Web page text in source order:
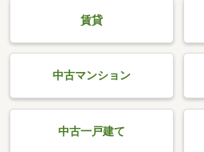
賃貸
中古マンション
中古一戸建て